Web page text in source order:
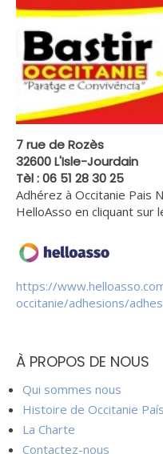
7 rue de Rozès
32600 L'Isle-Jourdain
Tèl : 06 51 28 30 25
Adhérez à Occitanie Pais
HelloAsso en cliquant sur
https://
occitanie/adhesions/
À PROPOS DE NOUS
Qui sommes nous
Histoire de Occitanie
La Charte
Contactez-nous